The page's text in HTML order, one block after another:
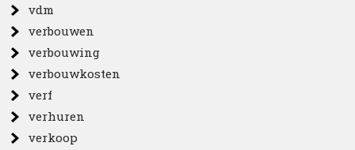
vdm
verbouwen
verbouwing
verbouwkosten
verf
verhuren
verkoop